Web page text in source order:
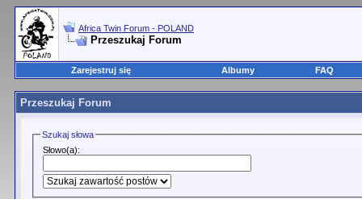
Africa Twin Forum - POLAND
Przeszukaj Forum
Zarejestruj się Albumy FAQ
Przeszukaj Forum
Szukaj słowa
Słowo(a):